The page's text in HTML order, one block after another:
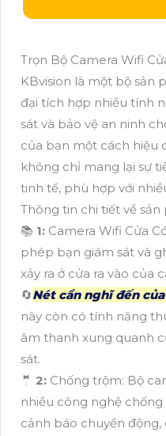
Trọn Bộ Camera Wifi
KBvision là một bộ sản
đại tích hợp nhiều tính
sát và bảo vệ an ninh
của bạn một cách hiệu
không chỉ mang lại sự
tinh tế, phù hợp với
Thông tin chi tiết về sản
📚 1: Camera Wifi Cửa
phép bạn giám sát và
xảy ra ở cửa ra vào của
🔄Nét cần nghĩ đến
này còn có tính năng
âm thanh xung quanh
sát.
🤵 2: Chống trộm: Bộ
nhiều công nghệ
cảnh báo chuyển